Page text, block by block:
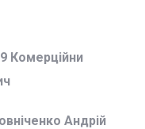
Комерційни
Андрій